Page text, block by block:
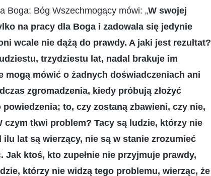
Boga: Bóg Wszechmogący mówi: „W swojej
na pracy dla Boga i zadowala się jedynie
wcale nie dążą do prawdy. A jaki jest rezultat?
trzydziestu lat, nadal brakuje im
mogą mówić o żadnych doświadczeniach ani
zgromadzenia, kiedy próbują złożyć
to, czy zostaną zbawieni, czy nie,
tkwi problem? Tacy są ludzie, którzy nie
lat są wierzący, nie są w stanie zrozumieć
ktoś, kto zupełnie nie przyjmuje prawdy,
którzy nie widzą tego problemu, wierząc, że